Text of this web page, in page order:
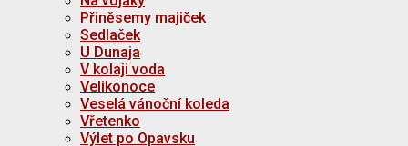
Přiněsemy majiček
Sedlaček
U Dunaja
V kolaji voda
Velikonoce
Veselá vánoční koleda
Vřetenko
Výlet po Opavsku